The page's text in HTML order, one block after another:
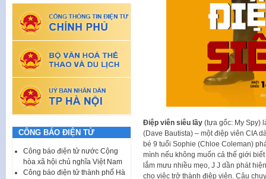
Điệp viên siêu lầy(tựa gốc: My Spy)
(Dave Bautista) – một điệp viên CIA
bé 9 tuổi Sophie (Chloe Coleman)
mình nếu không muốn cả thế giới
lắm mưu nhiều mẹo, J J dần phát
cho việc trở thành điệp viên. Câu
CÔNG BÁO ĐIỆN TỬ
Công báo điện tử nước Cộng
hòa xã hội chủ nghĩa Việt Nam
Công báo điện tử thành phố Hà